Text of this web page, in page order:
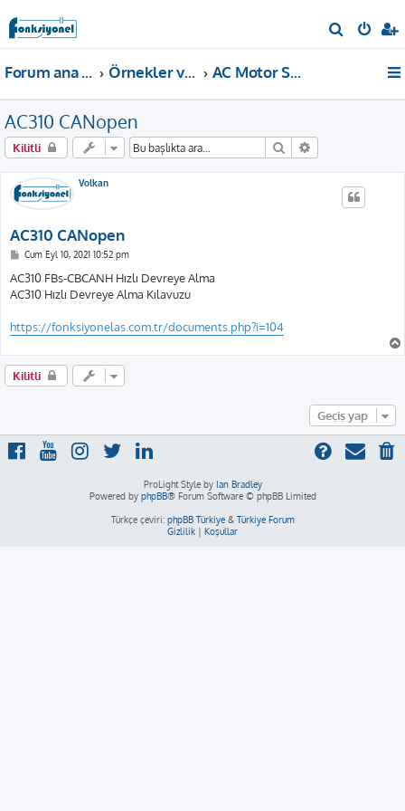
r
Forum ana sayfa Örnekler ve Dokümanlar AC Motor Sürücü Dokümanları
AC310 CANopen
Kilitli Ara
Volkan
AC310 CANopen
M
s
a
j
Cum Eyl 10, 2021 10:52 pm
AC310 FBs-CBCANH Hızlı Devreye Alma
AC310 Hızlı Devreye Alma Kılavuzu
https://fonksiyonelas.com.tr/documents.php?i=104
Kilitli
Geçiş yap
ProLight Style by Ian Bradley
Powered by phpBB® Forum Software © phpBB Limited
Türkçe çeviri: phpBB Türkiye& Türkiye Forum
Gizlilik | Koşullar